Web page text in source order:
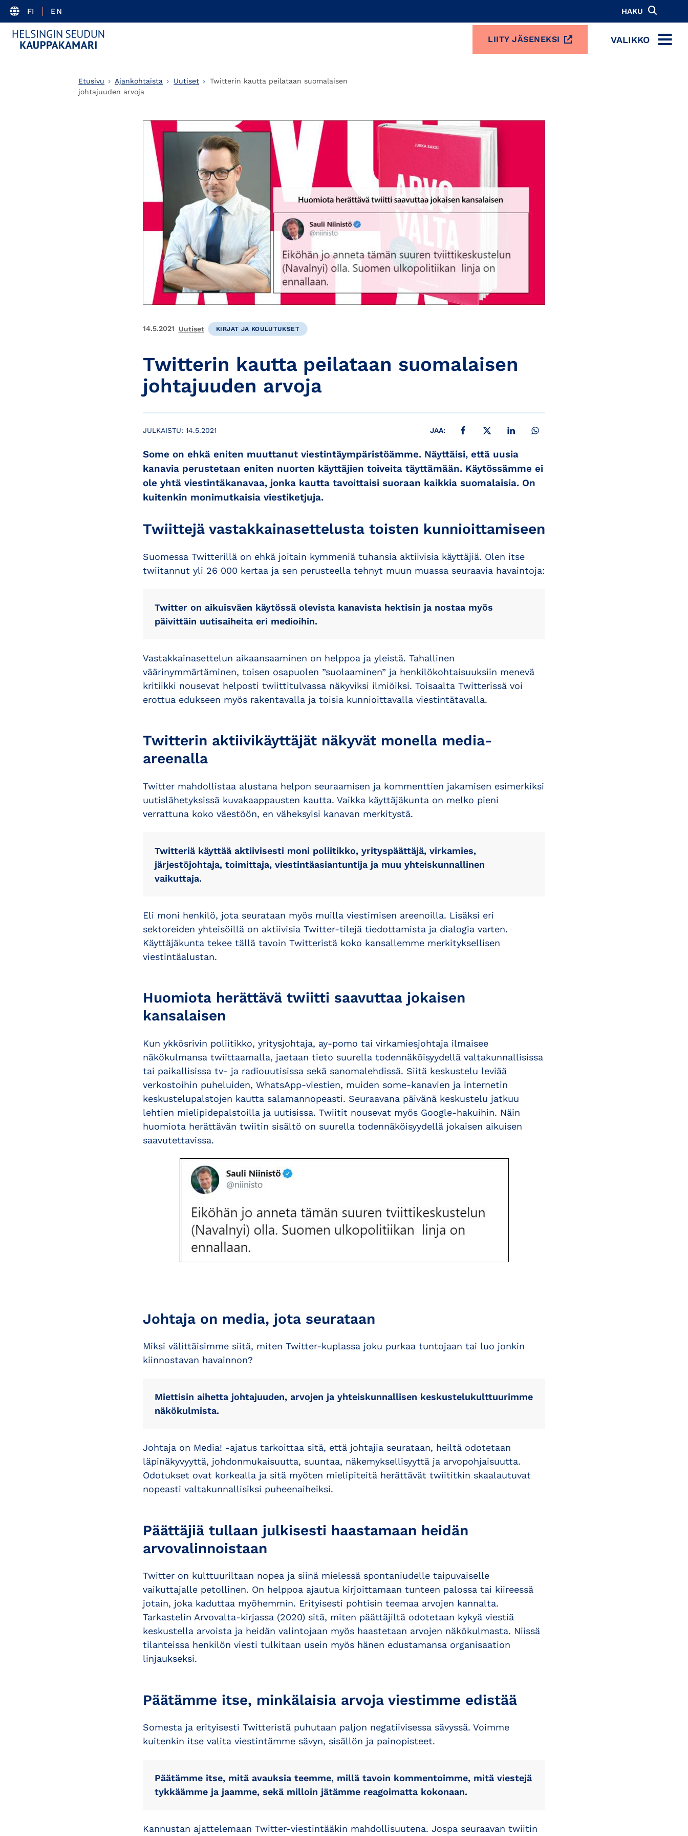
FI EN HAKU
LIITY JÄSENEKSI VALIKKO
MENU
Etusivu Ajankohtaista Uutiset
Twitterin kautta peilataan suomalaisen
johtajuuden arvoja
14.5.2021 Uutiset KIRJAT JA KOULUTUKSET
Twitterin kautta peilataan suomalaisen
johtajuuden arvoja
JULKAISTU: 14.5.2021 JAA: JAA FACEBOOKISSA
JAA X:SSÄ JAA LINKEDINISSÄ
Some on ehkä eniten muuttanut viestintäympäristöämme. Näyttäisi, että uusia
kanavia perustetaan eniten nuorten käyttäjien toiveita täyttämään. Käytössämme ei
ole yhtä viestintäkanavaa, jonka kautta tavoittaisi suoraan kaikkia suomalaisia. On
kuitenkin monimutkaisia viestiketjuja.
Twiittejä vastakkainasettelusta toisten kunnioittamiseen
Suomessa Twitterillä on ehkä joitain kymmeniä tuhansia aktiivisia käyttäjiä. Olen itse
twiitannut yli 26 000 kertaa ja sen perusteella tehnyt muun muassa seuraavia havaintoja:
Twitter on aikuisväen käytössä olevista kanavista hektisin ja nostaa myös
päivittäin uutisaiheita eri medioihin.
Vastakkainasettelun aikaansaaminen on helppoa ja yleistä. Tahallinen
väärinymmärtäminen, toisen osapuolen ”suolaaminen” ja henkilökohtaisuuksiin menevä
kritiikki nousevat helposti twiittitulvassa näkyviksi ilmiöiksi. Toisaalta Twitterissä voi
erottua edukseen myös rakentavalla ja toisia kunnioittavalla viestintätavalla.
Twitterin aktiivikäyttäjät näkyvät monella media-
areenalla
Twitter mahdollistaa alustana helpon seuraamisen ja kommenttien jakamisen esimerkiksi
uutislähetyksissä kuvakaappausten kautta. Vaikka käyttäjäkunta on melko pieni
verrattuna koko väestöön, en väheksyisi kanavan merkitystä.
Twitteriä käyttää aktiivisesti moni poliitikko, yrityspäättäjä, virkamies,
järjestöjohtaja, toimittaja, viestintäasiantuntija ja muu yhteiskunnallinen
vaikuttaja.
Eli moni henkilö, jota seurataan myös muilla viestimisen areenoilla. Lisäksi eri
sektoreiden yhteisöillä on aktiivisia Twitter-tilejä tiedottamista ja dialogia varten.
Käyttäjäkunta tekee tällä tavoin Twitteristä koko kansallemme merkityksellisen
viestintäalustan.
Huomiota herättävä twiitti saavuttaa jokaisen
kansalaisen
Kun ykkösrivin poliitikko, yritysjohtaja, ay-pomo tai virkamiesjohtaja ilmaisee
näkökulmansa twiittaamalla, jaetaan tieto suurella todennäköisyydellä valtakunnallisissa
tai paikallisissa tv- ja radiouutisissa sekä sanomalehdissä. Siitä keskustelu leviää
verkostoihin puheluiden, WhatsApp-viestien, muiden some-kanavien ja internetin
keskustelupalstojen kautta salamannopeasti. Seuraavana päivänä keskustelu jatkuu
lehtien mielipidepalstoilla ja uutisissa. Twiitit nousevat myös Google-hakuihin. Näin
huomiota herättävän twiitin sisältö on suurella todennäköisyydellä jokaisen aikuisen
saavutettavissa.
Johtaja on media, jota seurataan
Miksi välittäisimme siitä, miten Twitter-kuplassa joku purkaa tuntojaan tai luo jonkin
kiinnostavan havainnon?
Miettisin aihetta johtajuuden, arvojen ja yhteiskunnallisen keskustelukulttuurimme
näkökulmista.
Johtaja on Media! -ajatus tarkoittaa sitä, että johtajia seurataan, heiltä odotetaan
läpinäkyvyyttä, johdonmukaisuutta, suuntaa, näkemyksellisyyttä ja arvopohjaisuutta.
Odotukset ovat korkealla ja sitä myöten mielipiteitä herättävät twiititkin skaalautuvat
nopeasti valtakunnallisiksi puheenaiheiksi.
Päättäjiä tullaan julkisesti haastamaan heidän
arvovalinnoistaan
Twitter on kulttuuriltaan nopea ja siinä mielessä spontaniudelle taipuvaiselle
vaikuttajalle petollinen. On helppoa ajautua kirjoittamaan tunteen palossa tai kiireessä
jotain, joka kaduttaa myöhemmin. Erityisesti pohtisin teemaa arvojen kannalta.
Tarkastelin Arvovalta-kirjassa (2020) sitä, miten päättäjiltä odotetaan kykyä viestiä
keskustella arvoista ja heidän valintojaan myös haastetaan arvojen näkökulmasta. Niissä
tilanteissa henkilön viesti tulkitaan usein myös hänen edustamansa organisaation
linjaukseksi.
Päätämme itse, minkälaisia arvoja viestimme edistää
Somesta ja erityisesti Twitteristä puhutaan paljon negatiivisessa sävyssä. Voimme
kuitenkin itse valita viestintämme sävyn, sisällön ja painopisteet.
Päätämme itse, mitä avauksia teemme, millä tavoin kommentoimme, mitä viestejä
tykkäämme ja jaamme, sekä milloin jätämme reagoimatta kokonaan.
Kannustan ajattelemaan Twitter-viestintääkin mahdollisuutena. Jospa seuraavan twiitin